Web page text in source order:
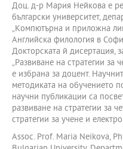
Доц. д-р Мария Нейкова е
български университет,
„Kомпютърна и приложна
Английска филология в
Докторската й дисертация,
„Развиване на стратегии за
е избрана за доцент.
методиката на обучението
научни публикации са
развиване на стратегии за
стратегии за учене и
Assoc. Prof. Maria Neikova,